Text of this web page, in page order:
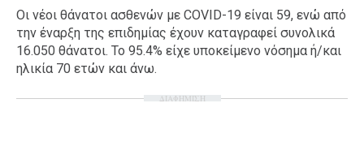
Οι νέοι θάνατοι ασθενών με COVID-19 είναι 59, ενώ από
την έναρξη της επιδημίας έχουν καταγραφεί συνολικά
16.050 θάνατοι. Το 95.4% είχε υποκείμενο νόσημα ή/και
ηλικία 70 ετών και άνω.
ΔΙΑΦΗΜΙΣΗ